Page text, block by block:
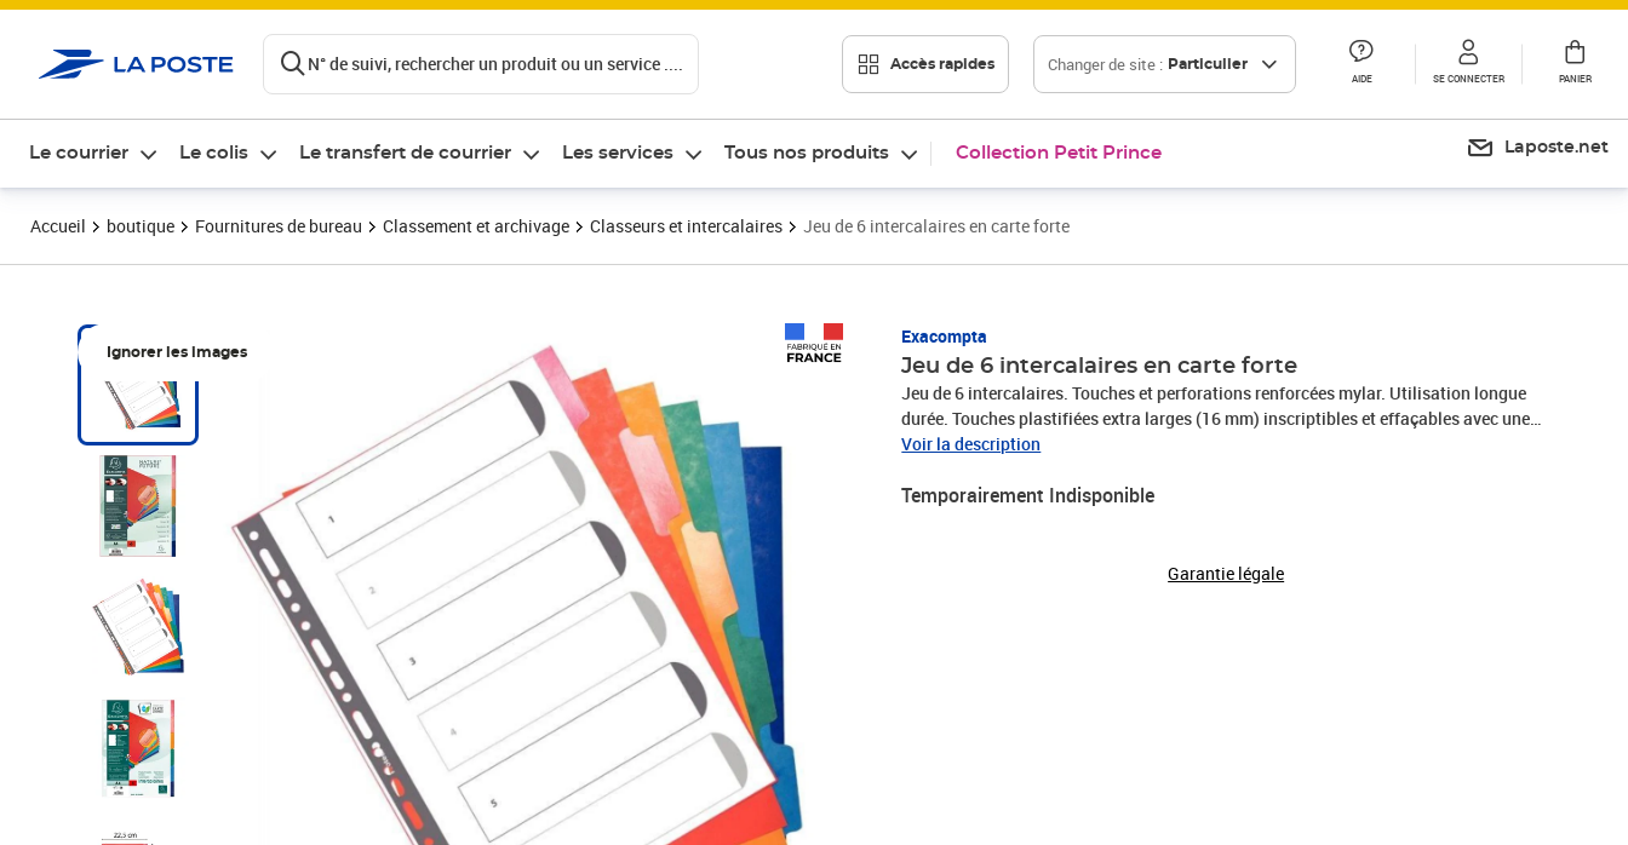
N° de suivi, rechercher un produit ou un service .... Accès rapides Changer de site : Particulier
AIDE SE CONNECTER PANIER
Le courrier Le colis Le transfert de courrier Les services Tous nos produits Collection Petit Prince Laposte.net
Accueil boutique Fournitures de bureau Classement et archivage Classeurs et intercalaires Jeu de 6 intercalaires en carte forte
Ignorer les images
Exacompta
Jeu de 6 intercalaires en carte forte
Jeu de 6 intercalaires. Touches et perforations renforcées mylar. Utilisation longue
durée. Touches plastifiées extra larges (16 mm) inscriptibles et effaçables avec une
gomme, et réinscriptibles au stylo à bille ou au feutre. Format A4.
Voir la description
Temporairement Indisponible
Garantie légale